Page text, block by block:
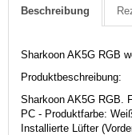
Beschreibung
Sharkoon AK5G RGB
Produktbeschreibung:
Sharkoon AK5G RGB.
PC - Produktfarbe:
Installierte Lüfter